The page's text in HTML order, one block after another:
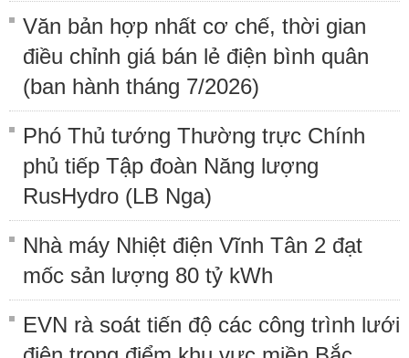
Văn bản hợp nhất cơ chế, thời gian
điều chỉnh giá bán lẻ điện bình quân
(ban hành tháng 7/2026)
Phó Thủ tướng Thường trực Chính
phủ tiếp Tập đoàn Năng lượng
RusHydro (LB Nga)
Nhà máy Nhiệt điện Vĩnh Tân 2 đạt
mốc sản lượng 80 tỷ kWh
EVN rà soát tiến độ các công trình lưới